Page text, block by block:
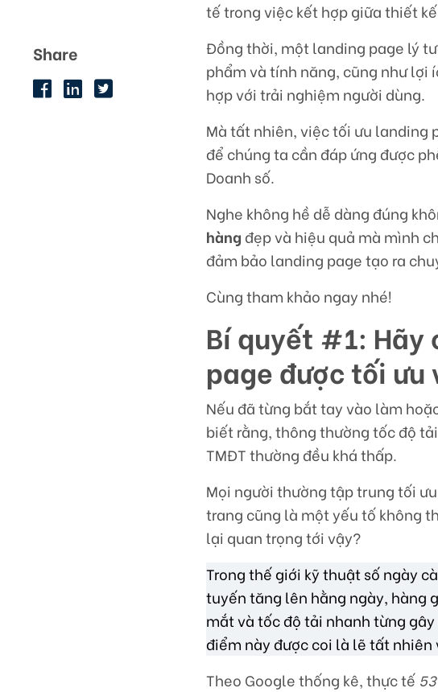
Share
tế trong việc kết hợp giữa thiết
Đồng thời, một landing page lý
phẩm và tính năng, cũng như lợi
hợp với trải nghiệm người dùng.
Mà tất nhiên, việc tối ưu landing
để chúng ta cần đáp ứng được
Doanh số.
Nghe không hề dễ dàng đúng
hàng đẹp và hiệu quả mà mình
đảm bảo landing page tạo ra
Cùng tham khảo ngay nhé!
Bí quyết #1: Hãy
page được tối
Nếu đã từng bắt tay vào làm
biết rằng, thông thường tốc độ
TMĐT thường đều khá thấp.
Mọi người thường tập trung tối
trang cũng là một yếu tố không
lại quan trọng tới vậy?
Trong thế giới kỹ thuật số ngày
tuyến tăng lên hằng ngày, hàng
mắt và tốc độ tải nhanh từng
điểm này được coi là lẽ tất nhiên
Theo Google thống kê, thực tế